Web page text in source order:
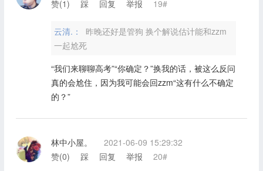
赞(1) 踩 回复 举报 19#
云清.：
昨晚还好是管狗 换个解说估计能和zzm
一起尬死
“我们来聊聊高考”“你确定？”换我的话，被这么反问
真的会尬住，因为我可能会回zzm“这有什么不确定
的？”
林中小屋。
2021-06-09 15:29:32
赞(0) 踩 回复 举报 20#